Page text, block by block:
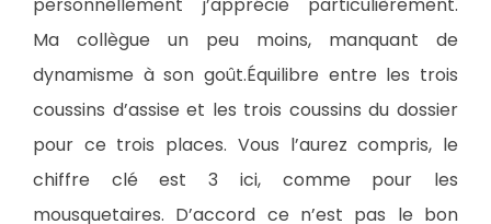
Ma collègue un peu moins, manquant de
dynamisme à son goût.Équilibre entre les trois
coussins d’assise et les trois coussins du dossier
pour ce trois places. Vous l’aurez compris, le
chiffre clé est 3 ici, comme pour les
mousquetaires. D’accord ce n’est pas le bon